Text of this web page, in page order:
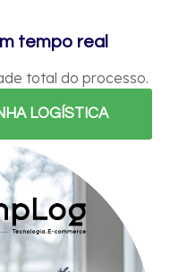
tempo real
total do processo.
LOGÍSTICA